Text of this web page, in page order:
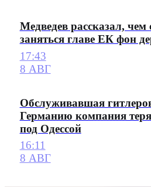
Медведев рассказал, чем
заняться главе ЕК фон
17:43
8 АВГ
Обслуживавшая
Германию компания
под Одессой
16:11
8 АВГ